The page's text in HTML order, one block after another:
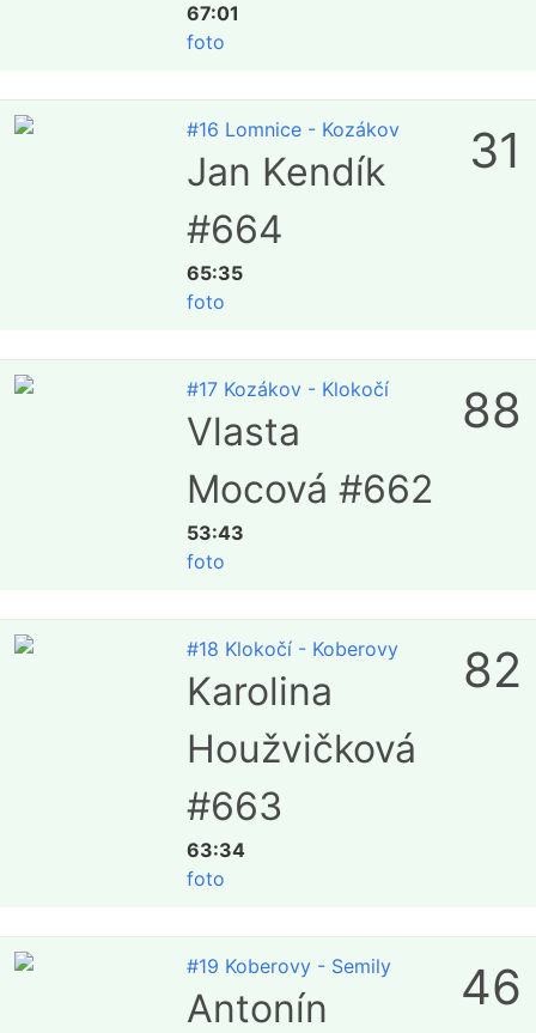
67:01
foto
#16 Lomnice - Kozákov
Jan Kendík
#664
65:35
foto
31
#17 Kozákov - Klokočí
Vlasta
Mocová #662
53:43
foto
88
#18 Klokočí - Koberovy
Karolina
Houžvičková
#663
63:34
foto
82
#19 Koberovy - Semily
Antonín
46